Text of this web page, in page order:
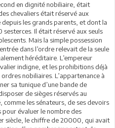
en dignité nobiliaire, était
chevaliers était réservé aux
les grands parents, et dont la
Il était réservé aux seuls
Mais la simple possession
dans l’ordre relevait de la seule
héréditaire. L’empereur
indigne, et les prohibitions déjà
nobiliaires. L’appartenance à
sa tunique d’une bande de
de sièges réservés au
comme les sénateurs, de ses devoirs
pour évaluer le nombre des
siècle, le chiffre de 20000, qui avait